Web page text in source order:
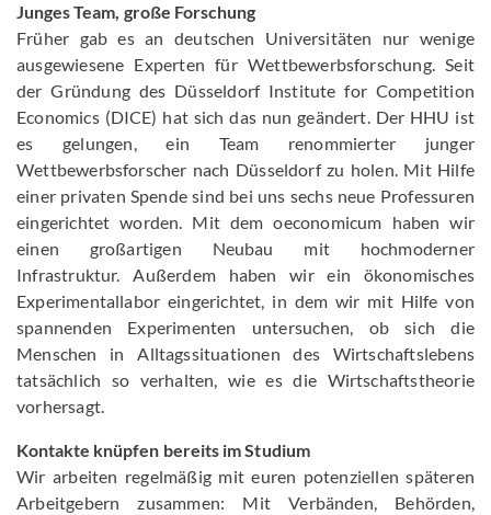
Junges Team, große Forschung
Früher gab es an deutschen Universitäten nur wenige
ausgewiesene Experten für Wettbewerbsforschung. Seit
der Gründung des Düsseldorf Institute for Competition
Economics (DICE) hat sich das nun geändert. Der HHU ist
es gelungen, ein Team renommierter junger
Wettbewerbsforscher nach Düsseldorf zu holen. Mit Hilfe
einer privaten Spende sind bei uns sechs neue Professuren
eingerichtet worden. Mit dem oeconomicum haben wir
einen großartigen Neubau mit hochmoderner
Infrastruktur. Außerdem haben wir ein ökonomisches
Experimentallabor eingerichtet, in dem wir mit Hilfe von
spannenden Experimenten untersuchen, ob sich die
Menschen in Alltagssituationen des Wirtschaftslebens
tatsächlich so verhalten, wie es die Wirtschaftstheorie
vorhersagt.
Kontakte knüpfen bereits im Studium
Wir arbeiten regelmäßig mit euren potenziellen späteren
Arbeitgebern zusammen: Mit Verbänden, Behörden,